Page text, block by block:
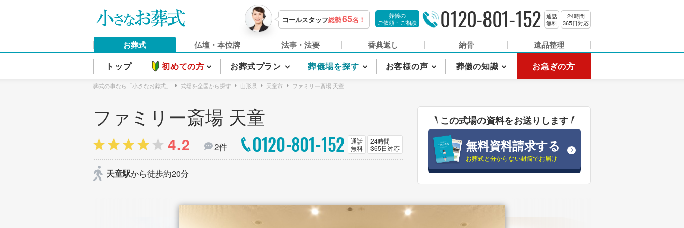
コールスタッフ総勢65名！
葬儀の
ご依頼・ご相談
0120-801-152
通話
無料
24時間
365日対応
お葬式 仏壇・本位牌 法事・法要 香典返し 納骨 遺品整理
トップ 初めての方 お葬式プラン 葬儀場を探す お客様の声 葬儀の知識 お急ぎの方
葬式の事なら「小さなお葬式」 式場を全国から探す 山形県 天童市 ファミリー斎場 天童
ファミリー斎場 天童
4.2 2件 0120-801-152 通話
無料
24時間
365日対応
天童駅から徒歩約20分
この式場の資料をお送りします
無料資料請求する
お葬式と分からない封筒でお届け